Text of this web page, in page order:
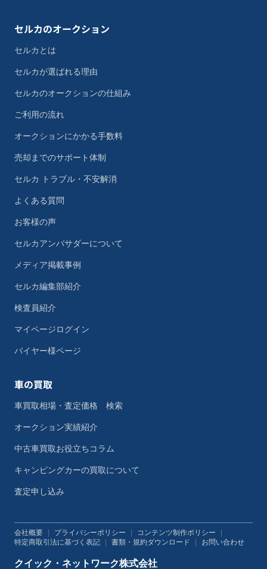
セルカのオークション
セルカとは
セルカが選ばれる理由
セルカのオークションの仕組み
ご利用の流れ
オークションにかかる手数料
売却までのサポート体制
セルカ トラブル・不安解消
よくある質問
お客様の声
セルカアンバサダーについて
メディア掲載事例
セルカ編集部紹介
検査員紹介
マイページログイン
バイヤー様ページ
車の買取
車買取相場・査定価格 検索
オークション実績紹介
中古車買取お役立ちコラム
キャンピングカーの買取について
査定申し込み
会社概要 プライバシーポリシー コンテンツ制作ポリシー
特定商取引法に基づく表記
書類・規約ダウンロード お問い合わせ
クイック・ネットワーク株式会社